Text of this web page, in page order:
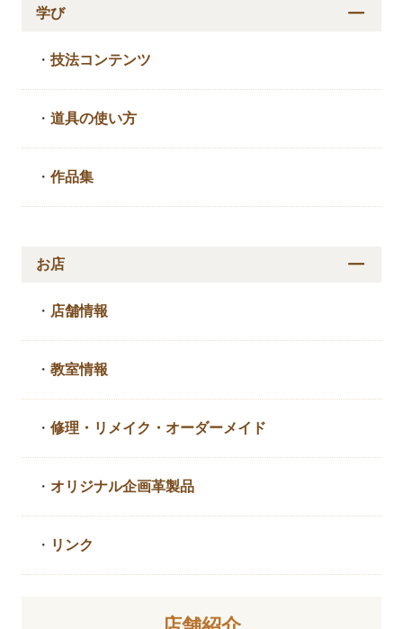
学び
・技法コンテンツ
・道具の使い方
・作品集
お店
・ 店舗情報
・教室情報
・修理・リメイク・ オーダーメイド
・ オリジナル企画革製品
・ リンク